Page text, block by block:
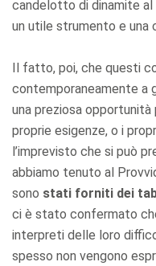
candelotto di dinamite
un utile strumento e una
Il fatto, poi, che questi
contemporaneamente a
una preziosa opportunità
proprie esigenze, o i
l’imprevisto che si può
abbiamo tenuto al
sono stati forniti dei
ci è stato confermato
interpreti delle loro
spesso non vengono